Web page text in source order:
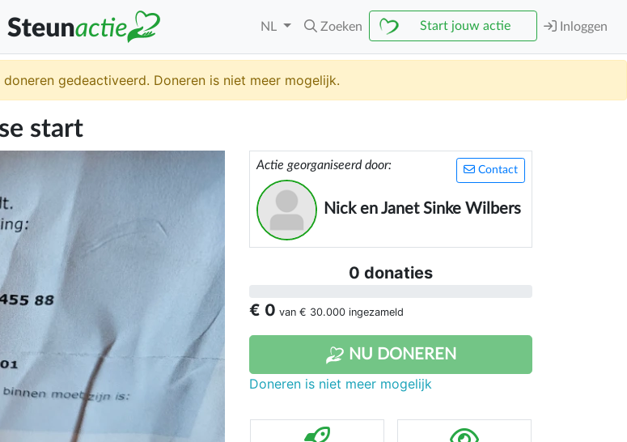
NL Zoeken Start jouw actie Inloggen
gedeactiveerd. Doneren is niet meer mogelijk.
start
Contact
Actie georganiseerd door:
Nick en Janet Sinke Wilbers
0 donaties
€ 0 van € 30.000 ingezameld
NU DONEREN
Doneren is niet meer mogelijk